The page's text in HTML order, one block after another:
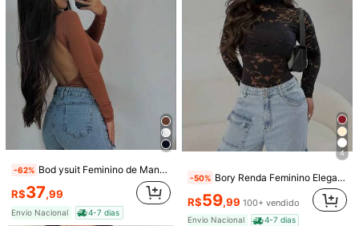
26 Seguidores
26 Seguidores
26 Seguidores
26 Seguidores
Seguir Todos os itens
Você Também Pode Gostar
Recomendar Jóias & Relógios Roupa interior e roupa de dormir
-62% Bod ysuit Feminino de Manga Longa Sexy com Recorte/ Decote COSTA NUA
R$37,99
Envio Nacional 4-7 dias
4
-50% Bory Renda Feminino Elegante para Looks Sofisticados
R$59,99 100+ vendido
Envio Nacional 4-7 dias